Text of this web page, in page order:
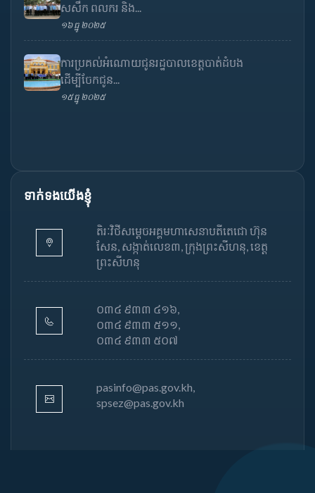
សសឹក ពលករ និង...
១៦ ធ្នូ ២០២៥
ការប្រគល់អំណោយជូនរដ្ឋបាលខេត្តបាត់ដំបង
ដើម្បីចែកជូន...
១៥ ធ្នូ ២០២៥
ទាក់ទងយើងខ្ញុំ
តិរៈវិថីសម្តេចអគ្គមហាសេនាបតីតេជោ ហ៊ុន
សែន, សង្កាត់លេខ៣, ក្រុងព្រះសីហនុ, ខេត្ត
ព្រះសីហនុ
០៣៤ ៩៣៣ ៤១៦,
០៣៤ ៩៣៣ ៥១១,
០៣៤ ៩៣៣ ៥០៧
pasinfo@pas.gov.kh,
spsez@pas.gov.kh